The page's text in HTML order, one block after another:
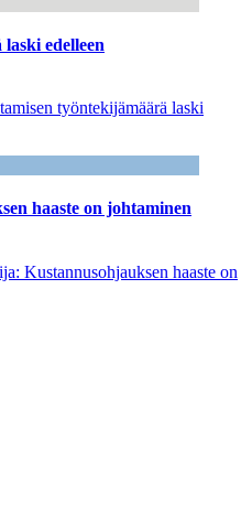
edelleen
työntekijämäärä laski
haaste on johtaminen
Kustannusohjauksen haaste on